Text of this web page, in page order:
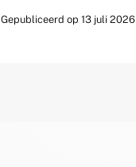
Gepubliceerd op 13 juli 2026